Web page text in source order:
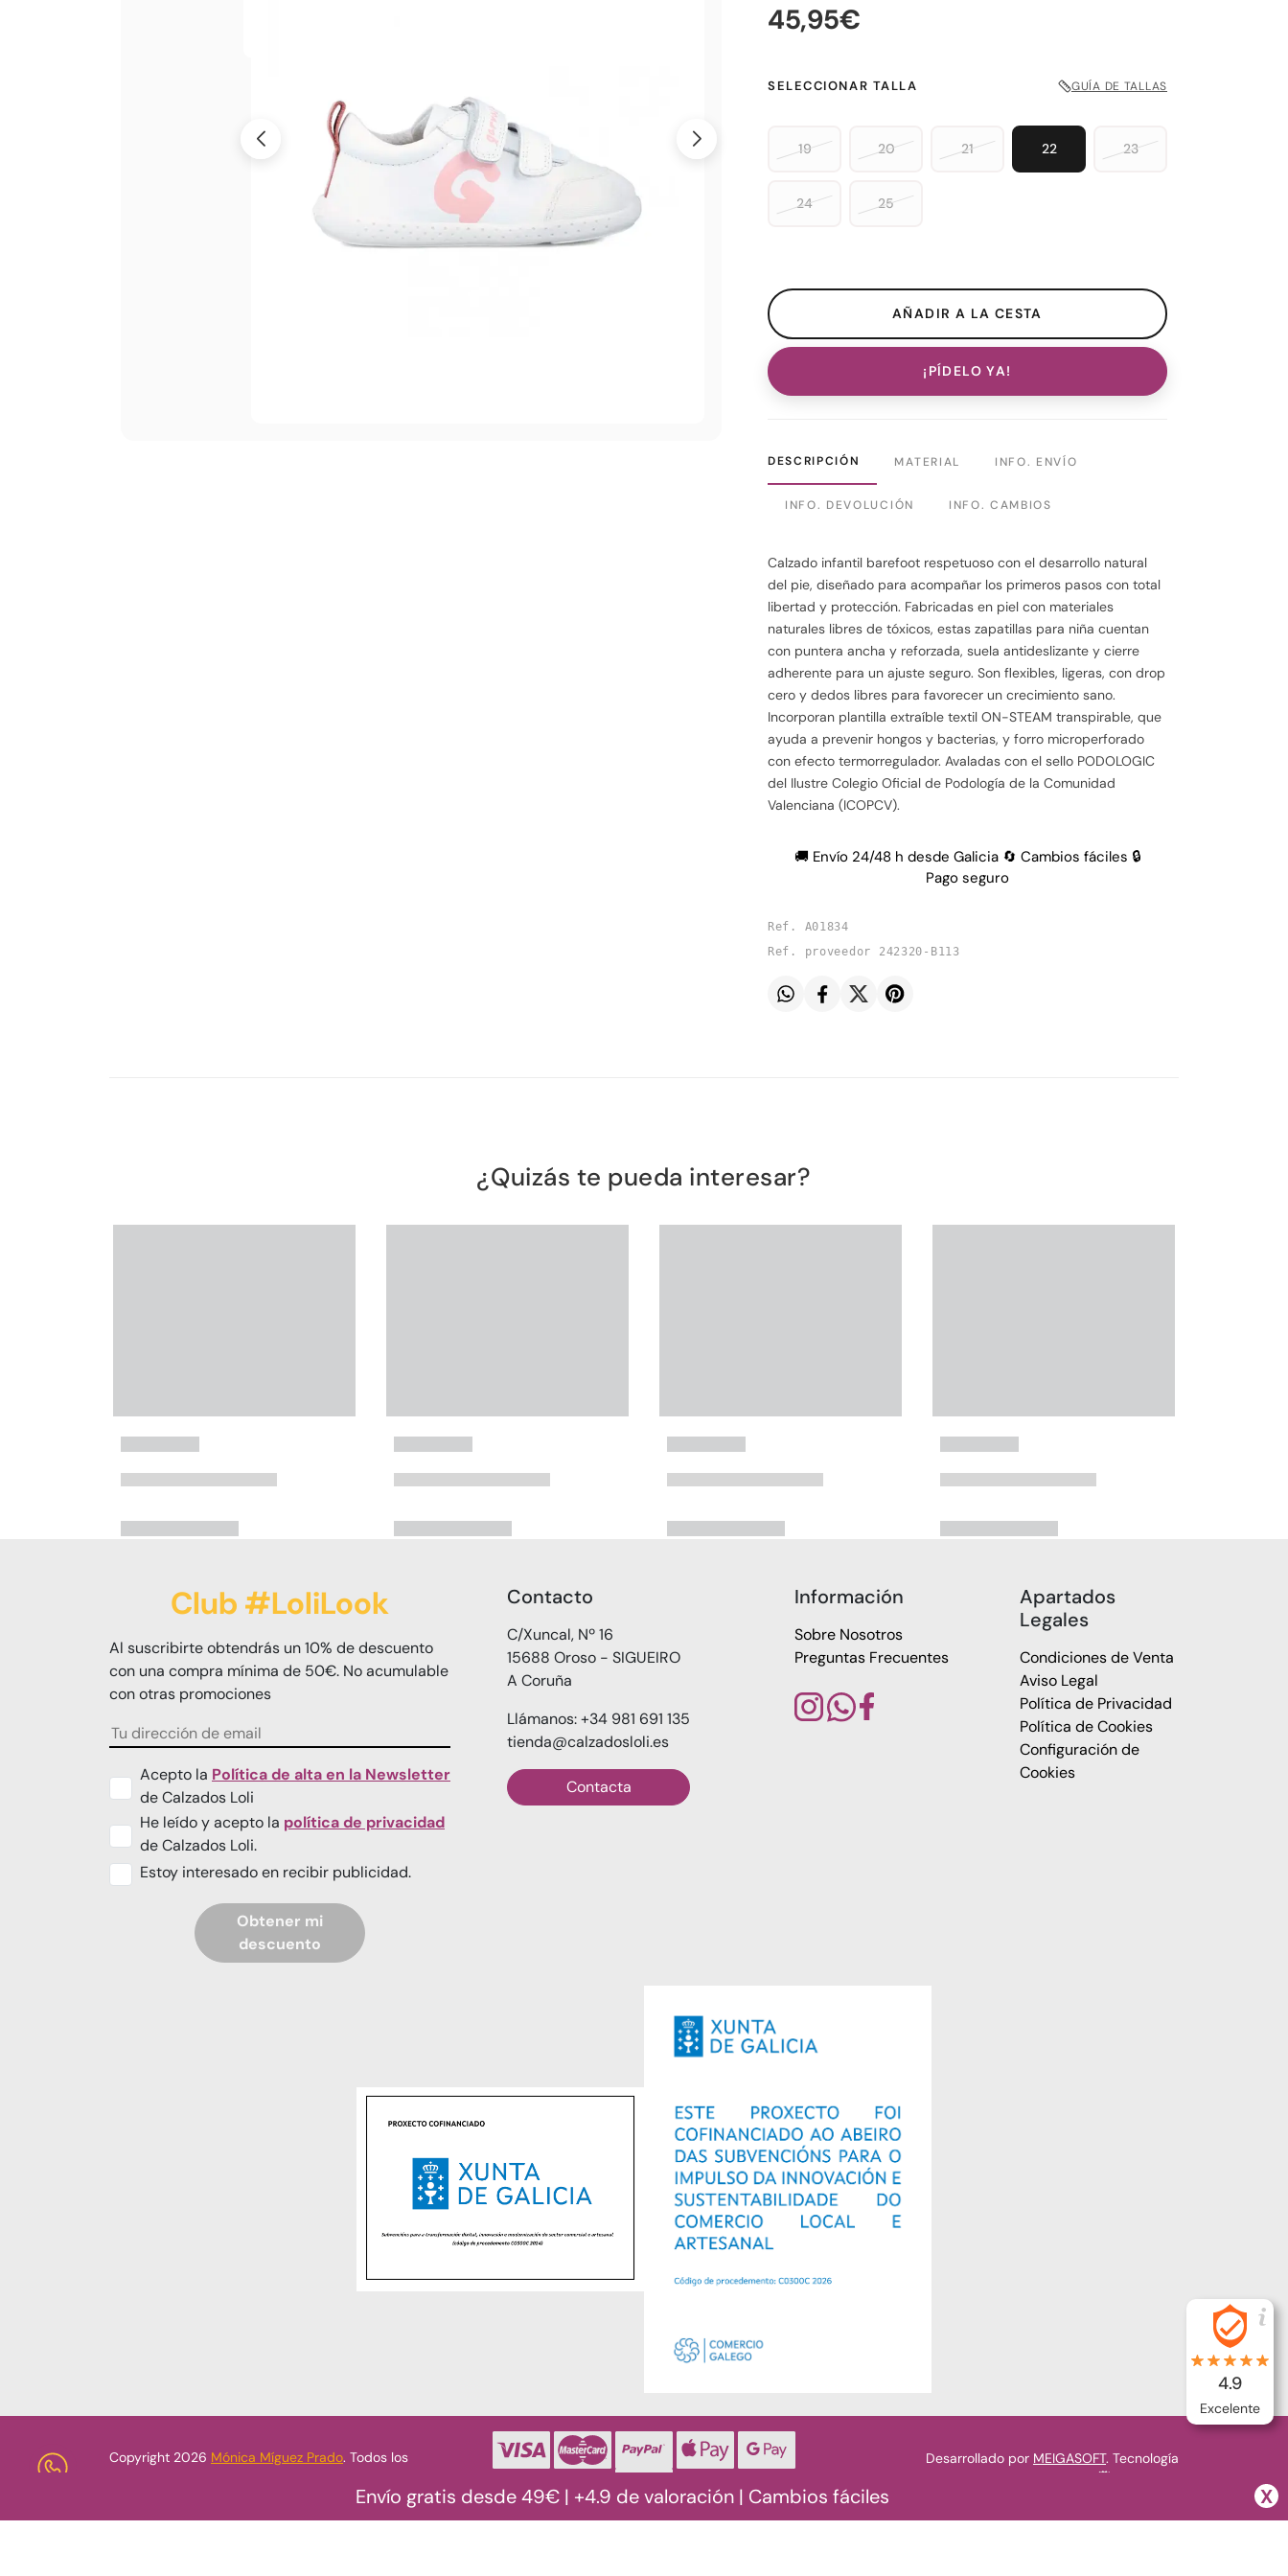
45,95€
SELECCIONAR TALLA GUÍA DE TALLAS
19 20 21 22 23
24 25
¡PÍDELO YA!
DESCRIPCIÓN MATERIAL INFO. ENVÍO
INFO. DEVOLUCIÓN INFO. CAMBIOS
Calzado infantil barefoot respetuoso con el desarrollo natural
del pie, diseñado para acompañar los primeros pasos con total
libertad y protección. Fabricadas en piel con materiales
naturales libres de tóxicos, estas zapatillas para niña cuentan
con puntera ancha y reforzada, suela antideslizante y cierre
adherente para un ajuste seguro. Son flexibles, ligeras, con drop
cero y dedos libres para favorecer un crecimiento sano.
Incorporan plantilla extraíble textil ON-STEAM transpirable, que
ayuda a prevenir hongos y bacterias, y forro microperforado
con efecto termorregulador. Avaladas con el sello PODOLOGIC
del Ilustre Colegio Oficial de Podología de la Comunidad
Valenciana (ICOPCV).
🚚 Envío 24/48 h desde Galicia 🔄 Cambios fáciles 🔒
Pago seguro
Ref. A01834
Ref. proveedor 242320-B113
¿Quizás te pueda interesar?
Club #LoliLook
Al suscribirte obtendrás un 10% de descuento
con una compra mínima de 50€. No acumulable
con otras promociones
Acepto la Política de alta en la Newsletter
de Calzados Loli
He leído y acepto la política de privacidad
de Calzados Loli.
Estoy interesado en recibir publicidad.
Obtener mi
descuento
Contacto
C/Xuncal, Nº 16
15688 Oroso - SIGUEIRO
A Coruña
Llámanos: +34 981 691 135
tienda@calzadosloli.es
Contacta
Información
Sobre Nosotros
Preguntas Frecuentes
Apartados
Legales
Condiciones de Venta
Aviso Legal
Política de Privacidad
Política de Cookies
Configuración de
Cookies
Copyright 2026 Mónica Míguez Prado. Todos los
Desarrollado por MEIGASOFT. Tecnología
4.9
Excelente
Envío gratis desde 49€ | +4.9 de valoración | Cambios fáciles X